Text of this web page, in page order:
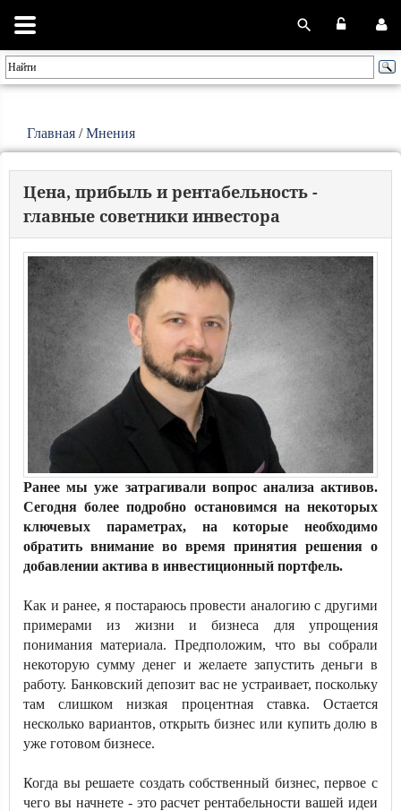
Главная /Мнения
Цена, прибыль и рентабельность -
главные советники инвестора
Ранее мы уже затрагивали вопрос анализа активов.
Сегодня более подробно остановимся на некоторых
ключевых параметрах, на которые необходимо
обратить внимание во время принятия решения о
добавлении актива в инвестиционный портфель.
Как и ранее, я постараюсь провести аналогию с другими
примерами из жизни и бизнеса для упрощения
понимания материала. Предположим, что вы собрали
некоторую сумму денег и желаете запустить деньги в
работу. Банковский депозит вас не устраивает, поскольку
там слишком низкая процентная ставка. Остается
несколько вариантов, открыть бизнес или купить долю в
уже готовом бизнесе.
Когда вы решаете создать собственный бизнес, первое с
чего вы начнете - это расчет рентабельности вашей идеи